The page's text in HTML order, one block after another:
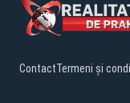
ContactTermeni și